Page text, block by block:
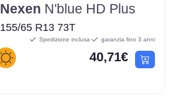
Nexen N'blue HD Plus
155/65 R13 73T
Spedizione inclusa garanzia fino 3 anni
40,71€